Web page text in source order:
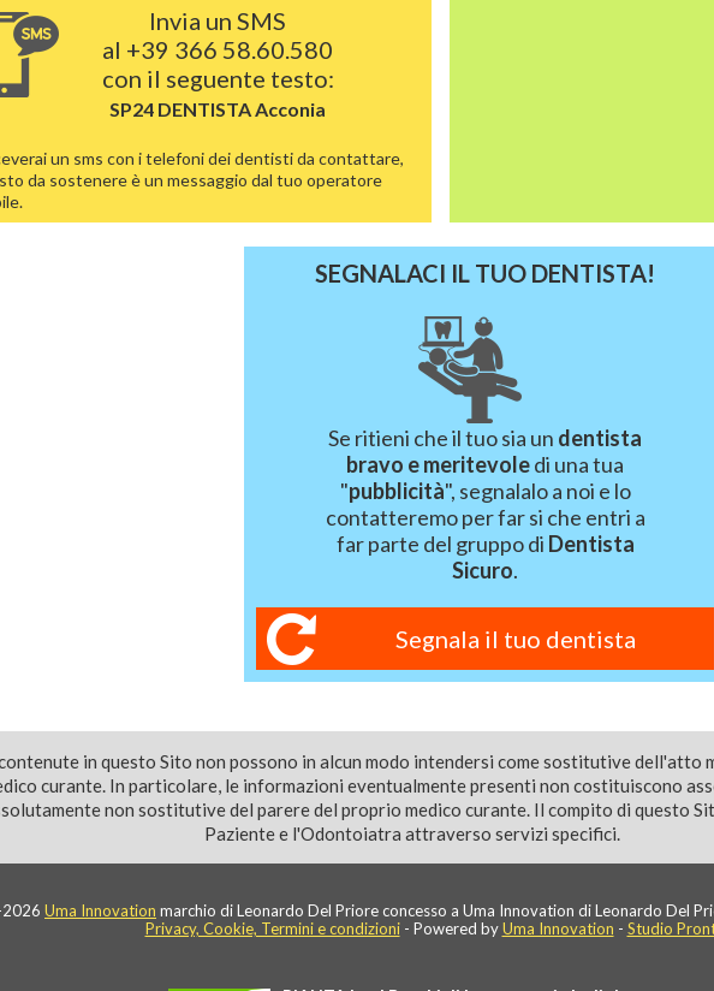
Invia un SMS
al +39 366 58.60.580
con il seguente testo:
SP24 DENTISTAAcconia
un sms con i telefoni dei dentisti da contattare,
da sostenere è un messaggio dal tuo operatore
SEGNALACI IL TUO DENTISTA!
Se ritieni che il tuo sia un dentista
bravo e meritevoledi una tua
"pubblicità", segnalalo a noi e lo
contatteremo per far si che entri a
far parte del gruppo di Dentista
Sicuro.
Segnala il tuo dentista
in questo Sito non possono in alcun modo intendersi come sostitutive dell'atto
curante. In particolare, le informazioni eventualmente presenti non costituiscono
non sostitutive del parere del proprio medico curante. Il compito di questo
Paziente e l'Odontoiatra attraverso servizi specifici.
Uma Innovation marchio di Leonardo Del Priore concesso a Uma Innovation di Leonardo Del
Privacy, Cookie, Termini e condizioni- Powered byUma Innovation - Studio